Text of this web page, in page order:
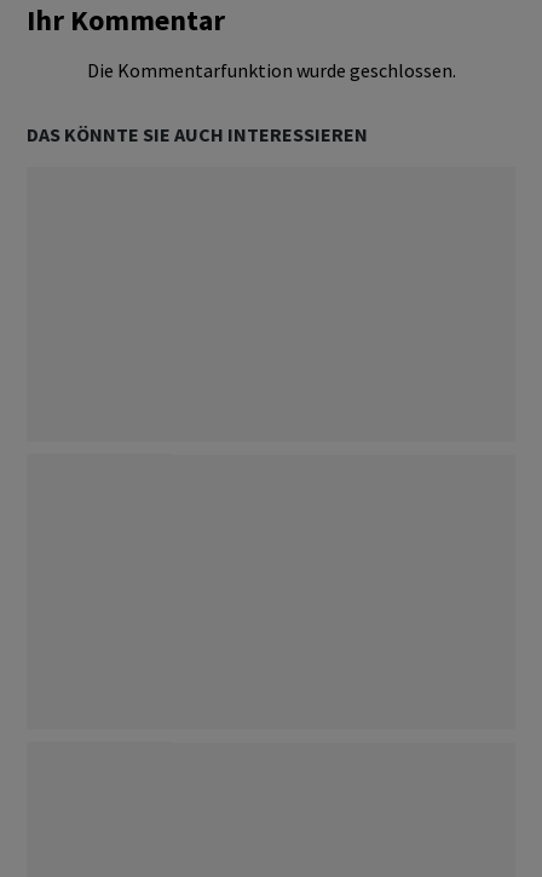
Ihr Kommentar
Die Kommentarfunktion wurde geschlossen.
DAS KÖNNTE SIE AUCH INTERESSIEREN